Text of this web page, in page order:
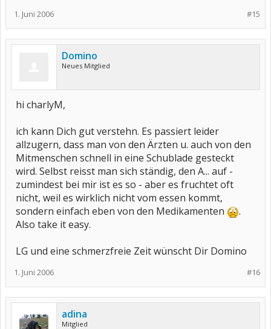
#15
1. Juni 2006
Domino
Neues Mitglied
hi charlyM,
ich kann Dich gut verstehn. Es passiert leider
allzugern, dass man von den Ärzten u. auch von den
Mitmenschen schnell in eine Schublade gesteckt
wird. Selbst reisst man sich ständig, den A... auf -
zumindest bei mir ist es so - aber es fruchtet oft
nicht, weil es wirklich nicht vom essen kommt,
sondern einfach eben von den Medikamenten
.
Also take it easy.
LG und eine schmerzfreie Zeit wünscht Dir Domino
#16
1. Juni 2006
adina
Mitglied